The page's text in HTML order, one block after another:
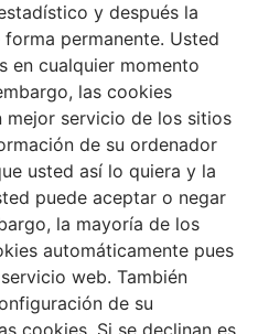
y después la
permanente. Usted
en cualquier momento
las cookies
servicio de los sitios
de su ordenador
usted así lo quiera y la
puede aceptar o negar
la mayoría de los
automáticamente pues
web. También
de su